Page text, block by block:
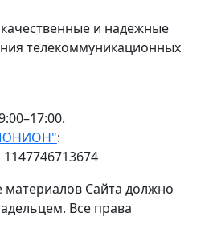
и надежные
телекоммуникационных
ЮНИОН":
Сайта должно
Все права